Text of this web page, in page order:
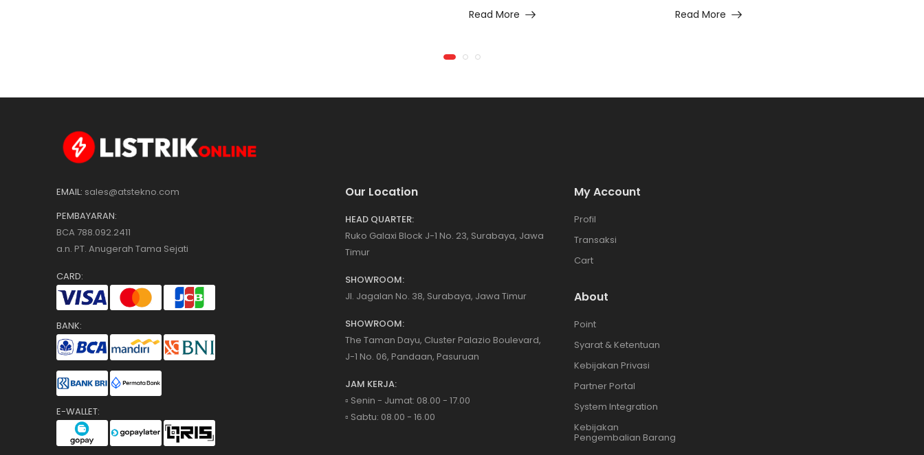
Read More Read More
EMAIL: sales@atstekno.com
PEMBAYARAN:
BCA 788.092.2411
a.n. PT. Anugerah Tama Sejati
CARD:
BANK:
E-WALLET:
Our Location
HEAD QUARTER:
Ruko Galaxi Block J-1 No. 23, Surabaya, Jawa
Timur
SHOWROOM:
Jl. Jagalan No. 38, Surabaya, Jawa Timur
SHOWROOM:
The Taman Dayu, Cluster Palazio Boulevard,
J-1 No. 06, Pandaan, Pasuruan
JAM KERJA:
▫️ Senin - Jumat: 08.00 - 17.00
▫️ Sabtu: 08.00 - 16.00
My Account
Profil
Transaksi
Cart
About
Point
Syarat & Ketentuan
Kebijakan Privasi
Partner Portal
System Integration
Kebijakan
Pengembalian Barang